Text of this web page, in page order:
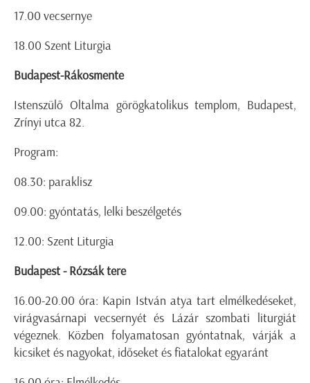
17.00 vecsernye
18.00 Szent Liturgia
Budapest-Rákosmente
Istenszülő Oltalma görögkatolikus templom, Budapest,
Zrínyi utca 82.
Program:
08.30: paraklisz
09.00: gyóntatás, lelki beszélgetés
12.00: Szent Liturgia
Budapest - Rózsák tere
16.00-20.00 óra: Kapin István atya tart elmélkedéseket,
virágvasárnapi vecsernyét és Lázár szombati liturgiát
végeznek. Közben folyamatosan gyóntatnak, várják a
kicsiket és nagyokat, időseket és fiatalokat egyaránt